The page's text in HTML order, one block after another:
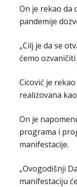
On je rekao da
pandemije
„Cilj je da se
ćemo
Cicović je
realizovana
On je
programa i
manifestacije.
„Ovogodišnji
manifestaciju